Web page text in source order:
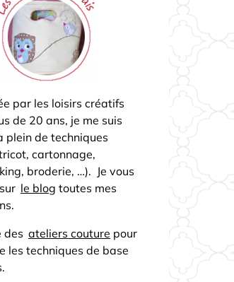
par les loisirs créatifs
de 20 ans, je me suis
plein de techniques
cartonnage,
broderie, …). Je vous
le blog toutes mes
des ateliers couture pour
les techniques de base